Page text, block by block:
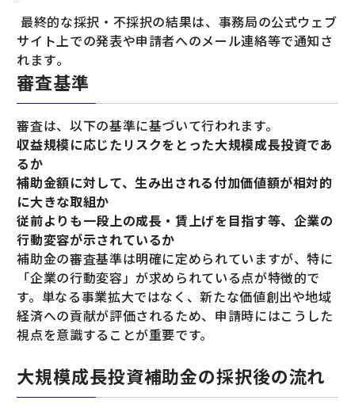
最終的な採択・不採択の結果は、事務局の公式ウェブ
サイト上での発表や申請者へのメール連絡等で通知さ
れます​。
審査基準
審査は、以下の基準に基づいて行われます。
収益規模に応じたリスクをとった大規模成長投資であ
るか
補助金額に対して、生み出される付加価値額が相対的
に大きな取組か
従前よりも一段上の成長・賃上げを目指す等、企業の
行動変容が示されているか
補助金の審査基準は明確に定められていますが、特に
「企業の行動変容」が求められている点が特徴的で
す。単なる事業拡大ではなく、新たな価値創出や地域
経済への貢献が評価されるため、申請時にはこうした
視点を意識することが重要です。
大規模成長投資補助金の採択後の流れ